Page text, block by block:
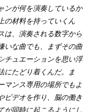
ンが何を演奏しているか
の材料を持っていくん
は、演奏される数字から
いな曲でも、まずその曲
チュエーションを思い浮
にたどり着くんだ。ま
マンス専用の場所でもよ
ビデオを作り、脳の働き
が同時に起こるようにし